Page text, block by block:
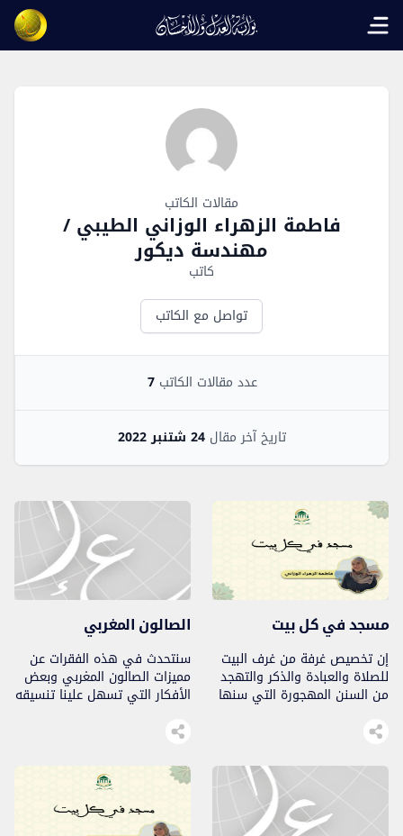
Open main menu
مقالات الكاتب
فاطمة الزهراء الوزاني الطيبي /
مهندسة ديكور
كاتب
تواصل مع الكاتب
عدد مقالات الكاتب 7
تاريخ آخر مقال 24 شتنبر 2022
مسجد في كل بيت
إن تخصيص غرفة من غرف البيت
للصلاة والعبادة والذكر والتهجد
من السنن المهجورة التي سنها
الصالون المغربي
سنتحدث في هذه الفقرات عن
مميزات الصالون المغربي وبعض
الأفكار التي تسهل علينا تنسيقه
يتطلب بالضرورة تخصيص أكبر
مساحة صغيرة ذات طابع مغربي
100٪ وبتكلفة مناسبة أيضا.